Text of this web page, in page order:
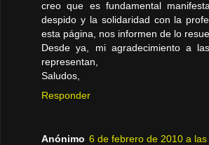
creo que es fundamental
despido y la solidaridad con la
esta página, nos informen de lo
Desde ya, mi agradecimiento a
representan,
Saludos,
Responder
Anónimo 6 de febrero de 2010 a las